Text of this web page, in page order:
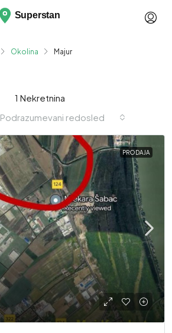
Okolina Majur
1 Nekretnina
Podrazumevani redosled
PRODAJA